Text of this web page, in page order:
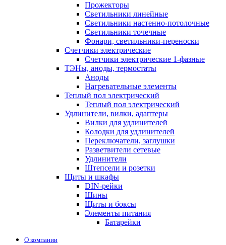
Прожекторы
Светильники линейные
Светильники настенно-потолочные
Светильники точечные
Фонари, светильники-переноски
Счетчики электрические
Счетчики электрические 1-фазные
ТЭНы, аноды, термостаты
Аноды
Нагревательные элементы
Теплый пол электрический
Теплый пол электрический
Удлинители, вилки, адаптеры
Вилки для удлинителей
Колодки для удлинителей
Переключатели, заглушки
Разветвители сетевые
Удлинители
Штепсели и розетки
Щиты и шкафы
DIN-рейки
Шины
Щиты и боксы
Элементы питания
Батарейки
О компании